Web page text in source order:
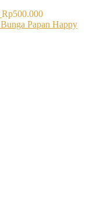
Rp500.000
Bunga Papan Happy